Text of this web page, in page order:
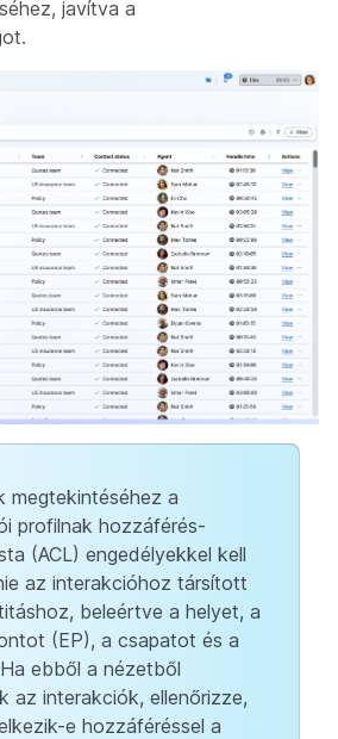
javítva a
megtekintéséhez a
profilnak hozzáférés-
(ACL) engedélyekkel kell
az interakcióhoz társított
beleértve a helyet, a
(EP), a csapatot és a
ebből a nézetből
az interakciók, ellenőrizze,
e hozzáféréssel a